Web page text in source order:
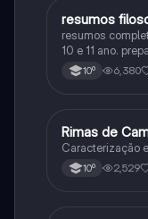
Filosofia
resumos
resumos
10 e 11 ano.
10º 6,380
Português
Rimas de
Caracterização
10º 2,529